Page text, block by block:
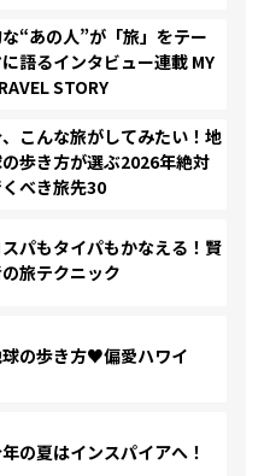
“あの人”が「旅」をテー
語るインタビュー連載 MY
STORY
こんな旅がしてみたい！地
歩き方が選ぶ2026年絶対
べき旅先30
パもタイパもかなえる！賢
旅テクニック
の歩き方♥偏愛ハワイ
の夏はインスパイアへ！